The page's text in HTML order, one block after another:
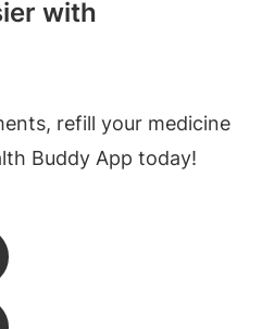
with
refill your medicine
Buddy App today!